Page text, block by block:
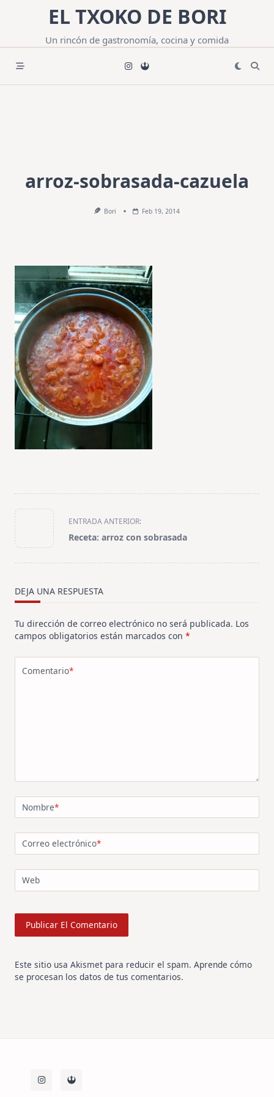
contenido
EL TXOKO DE BORI
Un rincón de gastronomía, cocina y comida
arroz-sobrasada-cazuela
Bori Feb 19, 2014
<span
class="nav-
subtitle
screen-
text">Página</span>
ENTRADA ANTERIOR:
Receta: arroz con sobrasada
DEJA UNA RESPUESTA
Tu dirección de correo electrónico no será publicada. Los
campos obligatorios están marcados con *
Comentario*
Nombre*
Correo electrónico*
Web
Este sitio usa Akismet para reducir el spam. Aprende cómo
se procesan los datos de tus comentarios.